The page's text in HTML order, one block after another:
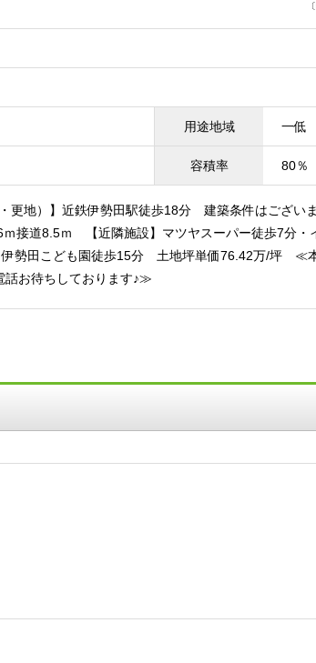
用途地域 一低
容積率 80％
更地）】近鉄伊勢田駅徒歩18分 建築条件はござい
接道8.5ｍ 【近隣施設】マツヤスーパー徒歩7分・
勢田こども園徒歩15分 土地坪単価76.42万/坪 ≪
話お待ちしております♪≫